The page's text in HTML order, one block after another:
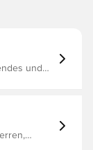
und
für